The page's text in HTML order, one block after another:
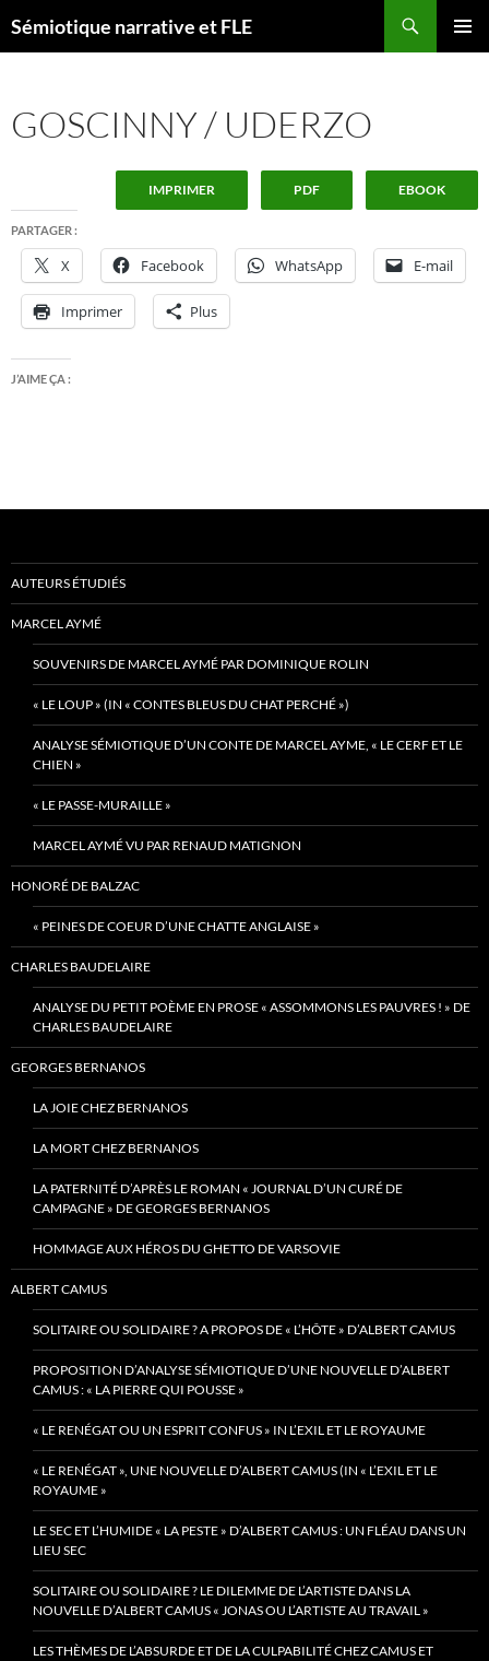
auSémiotique narrative et FLE
GOSCINNY / UDERZO
IMPRIMER PDF EBOOK
PARTAGER :
X Facebook WhatsApp E-mail
Imprimer Plus
J’AIME ÇA :
AUTEURS ÉTUDIÉS
MARCEL AYMÉ
SOUVENIRS DE MARCEL AYMÉ PAR DOMINIQUE ROLIN
« LE LOUP » (IN « CONTES BLEUS DU CHAT PERCHÉ »)
ANALYSE SÉMIOTIQUE D’UN CONTE DE MARCEL AYME, « LE CERF ET LE
CHIEN »
« LE PASSE-MURAILLE »
MARCEL AYMÉ VU PAR RENAUD MATIGNON
HONORÉ DE BALZAC
« PEINES DE COEUR D’UNE CHATTE ANGLAISE »
CHARLES BAUDELAIRE
ANALYSE DU PETIT POÈME EN PROSE « ASSOMMONS LES PAUVRES ! » DE
CHARLES BAUDELAIRE
GEORGES BERNANOS
LA JOIE CHEZ BERNANOS
LA MORT CHEZ BERNANOS
LA PATERNITÉ D’APRÈS LE ROMAN « JOURNAL D’UN CURÉ DE
CAMPAGNE » DE GEORGES BERNANOS
HOMMAGE AUX HÉROS DU GHETTO DE VARSOVIE
ALBERT CAMUS
SOLITAIRE OU SOLIDAIRE ? A PROPOS DE « L’HÔTE » D’ALBERT CAMUS
PROPOSITION D’ANALYSE SÉMIOTIQUE D’UNE NOUVELLE D’ALBERT
CAMUS : « LA PIERRE QUI POUSSE »
« LE RENÉGAT OU UN ESPRIT CONFUS » IN L’EXIL ET LE ROYAUME
« LE RENÉGAT », UNE NOUVELLE D’ALBERT CAMUS (IN « L’EXIL ET LE
ROYAUME »
LE SEC ET L’HUMIDE « LA PESTE » D’ALBERT CAMUS : UN FLÉAU DANS UN
LIEU SEC
SOLITAIRE OU SOLIDAIRE ? LE DILEMME DE L’ARTISTE DANS LA
NOUVELLE D’ALBERT CAMUS « JONAS OU L’ARTISTE AU TRAVAIL »
LES THÈMES DE L’ABSURDE ET DE LA CULPABILITÉ CHEZ CAMUS ET